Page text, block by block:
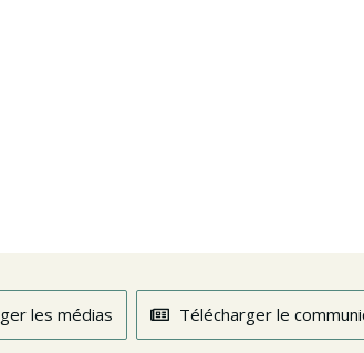
les médias Télécharger le